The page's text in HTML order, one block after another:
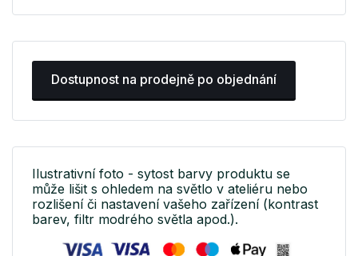
Dostupnost na prodejně po objednání
Ilustrativní foto - sytost barvy produktu se
může lišit s ohledem na světlo v ateliéru nebo
rozlišení či nastavení vašeho zařízení (kontrast
barev, filtr modrého světla apod.).